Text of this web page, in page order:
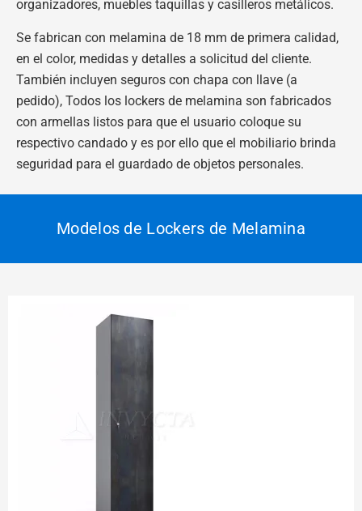
organizadores, muebles taquillas y casilleros metálicos.
Se fabrican con melamina de 18 mm de primera calidad,
en el color, medidas y detalles a solicitud del cliente.
También incluyen seguros con chapa con llave (a
pedido), Todos los lockers de melamina son fabricados
con armellas listos para que el usuario coloque su
respectivo candado y es por ello que el mobiliario brinda
seguridad para el guardado de objetos personales.
Modelos de Lockers de Melamina